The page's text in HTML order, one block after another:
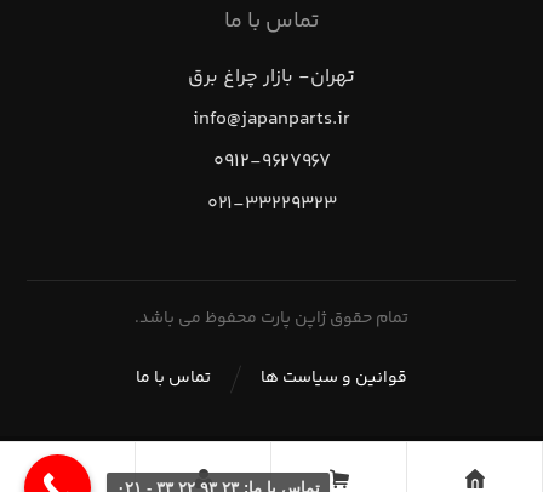
تماس با ما
تهران- بازار چراغ برق
info@japanparts.ir
۰۹۱۲-۹۶۲۷۹۶۷
۰۲۱-۳۳۲۲۹۳۲۳
تمام حقوق ژاپن پارت محفوظ می باشد.
تماس با ما قوانین و سیاست ها
تماس با ما: ۲۳ ۹۳ ۲۲ ۳۳ - ۰۲۱